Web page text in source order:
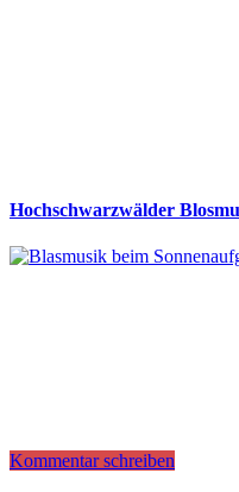
Hochschwarzwälder
Kommentar schreiben